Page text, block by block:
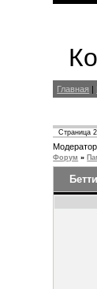
Главная |
Страница2
Форум »